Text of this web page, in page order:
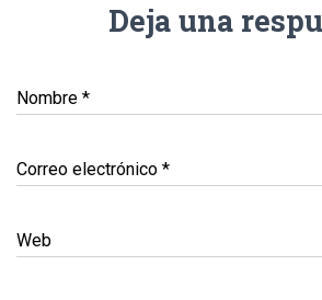
Deja una
Nombre *
Correo electrónico *
Web